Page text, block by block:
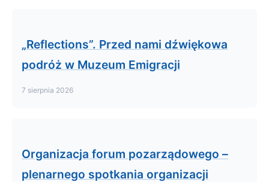
„Reflections”. Przed nami dźwiękowa
podróż w Muzeum Emigracji
7 sierpnia 2026
Organizacja forum pozarządowego –
plenarnego spotkania organizacji